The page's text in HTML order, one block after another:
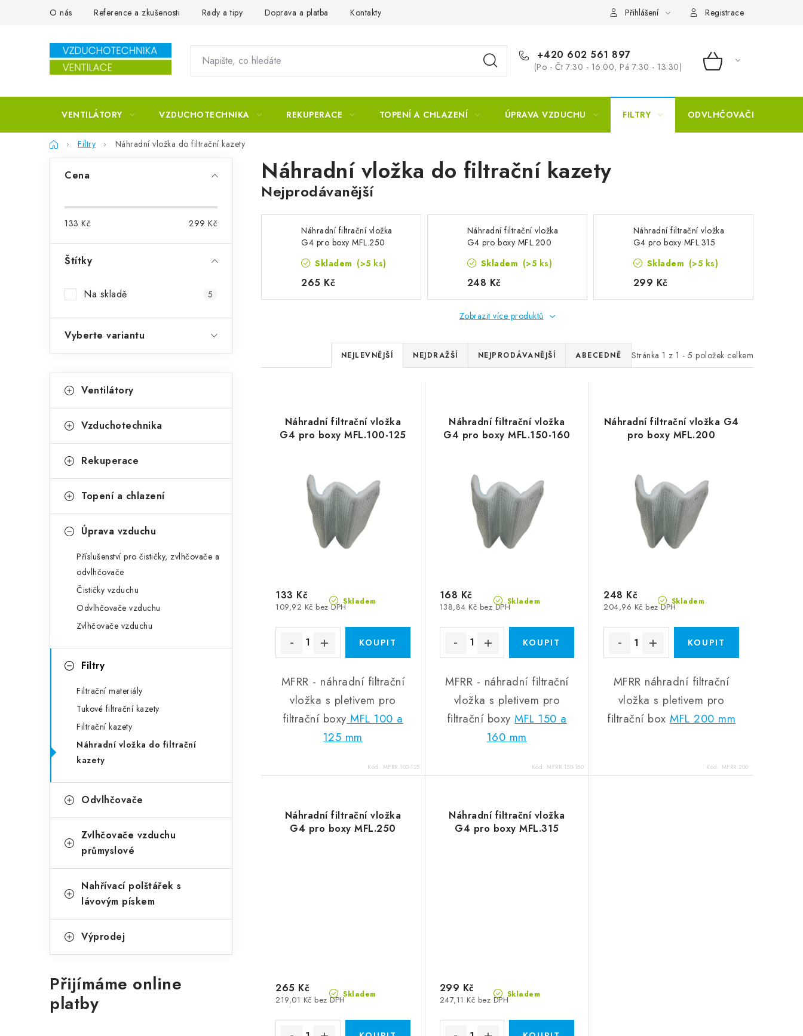
Přejít na obsahO nás Reference a zkušenosti Rady a tipy Doprava a platba Kontakty Přihlášení Registrace
+420 602 561 897
(Po - Čt 7:30 - 16:00, Pá 7:30 - 13:30) NÁKUPNÍ
VENTILÁTORY VZDUCHOTECHNIKA REKUPERACE TOPENÍ A CHLAZENÍ ÚPRAVA VZDUCHU FILTRY ODVLHČOVAČE
DomůFiltry Náhradní vložka do filtrační kazety
Postranní panel
Cena
133 Kč 299 Kč
Štítky
Na skladě 5
Vyberte variantu
Kategorie
Ventilátory
Vzduchotechnika
Rekuperace
Topení a chlazení
Úprava vzduchu
Příslušenství pro čističky, zvlhčovače a
odvlhčovače
Čističky vzduchu
Odvlhčovače vzduchu
Zvlhčovače vzduchu
Filtry
Filtrační materiály
Tukové filtrační kazety
Filtrační kazety
Náhradní vložka do filtrační
kazety
Odvlhčovače
Zvlhčovače vzduchu
průmyslové
Nahřívací polštářek s
lávovým pískem
Výprodej
Přijímáme online
platby
Náhradní vložka do filtrační kazety
Nejprodávanější
Náhradní filtrační vložka
G4 pro boxy MFL.250
Skladem (>5 ks)
265 Kč
Náhradní filtrační vložka
G4 pro boxy MFL.200
Skladem (>5 ks)
248 Kč
Náhradní filtrační vložka
G4 pro boxy MFL.315
Skladem (>5 ks)
299 Kč
Zobrazit více produktů
Stránka 1 z 1 - 5 položek celkem
Řazení produktů
NEJLEVNĚJŠÍ NEJDRAŽŠÍ NEJPRODÁVANĚJŠÍ ABECEDNĚ
Náhradní filtrační vložka
G4 pro boxy MFL.100-125
Skladem
109,92 Kč bez DPH
133 Kč
MFRR - náhradní filtrační
vložka s pletivem pro
filtrační boxy MFL 100 a
125 mm
Kód: MFRR.100-125
Náhradní filtrační vložka
G4 pro boxy MFL.150-160
Skladem
138,84 Kč bez DPH
168 Kč
MFRR - náhradní filtrační
vložka s pletivem pro
filtrační boxyMFL 150 a
160 mm
Kód:MFRR.150-160
Náhradní filtrační vložka G4
pro boxy MFL.200
Skladem
204,96 Kč bez DPH
248 Kč
MFRR náhradní filtrační
vložka s pletivem pro
filtrační boxMFL 200 mm
Kód: MFRR.200
Náhradní filtrační vložka
G4 pro boxy MFL.250
Skladem
219,01 Kč bez DPH
265 Kč
Náhradní filtrační vložka
G4 pro boxy MFL.315
Skladem
247,11 Kč bez DPH
299 Kč